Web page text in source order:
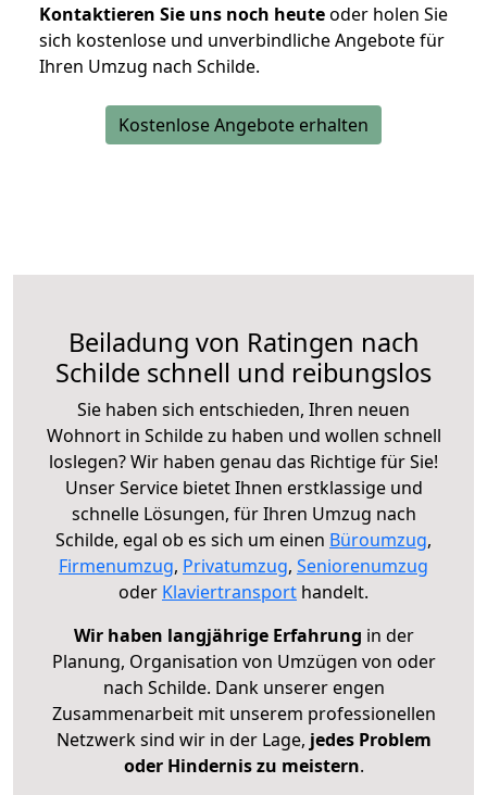
Kontaktieren Sie uns noch heuteoder holen Sie
sich kostenlose und unverbindliche Angebote für
Ihren Umzug nach Schilde.
Kostenlose Angebote erhalten
Beiladung von Ratingen nach
Schilde schnell und reibungslos
Sie haben sich entschieden, Ihren neuen
Wohnort in Schilde zu haben und wollen schnell
loslegen? Wir haben genau das Richtige für Sie!
Unser Service bietet Ihnen erstklassige und
schnelle Lösungen, für Ihren Umzug nach
Schilde, egal ob es sich um einen Büroumzug,
Firmenumzug, Privatumzug, Seniorenumzug
oder Klaviertransport handelt.
Wir haben langjährige Erfahrung in der
Planung, Organisation von Umzügen von oder
nach Schilde. Dank unserer engen
Zusammenarbeit mit unserem professionellen
Netzwerk sind wir in der Lage, jedes Problem
oder Hindernis zu meistern.